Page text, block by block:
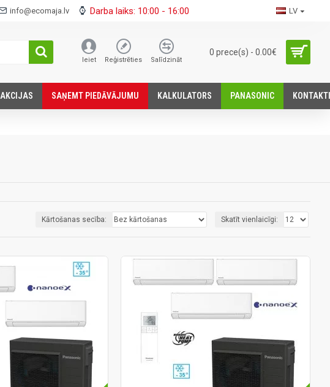
info@ecomaja.lv Darba laiks: 10:00 - 16:00 LV
Ieiet Reģistrēties Salīdzināt
0 prece(s) - 0.00€
AKCIJAS SАŅEMT PIEDĀVĀJUMU KALKULATORS PANASONIC KONTAKTI
Kārtošanas secība: Skatīt vienlaicīgi: